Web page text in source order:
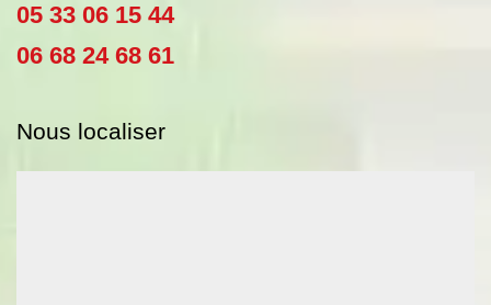
05 33 06 15 44
06 68 24 68 61
Nous localiser